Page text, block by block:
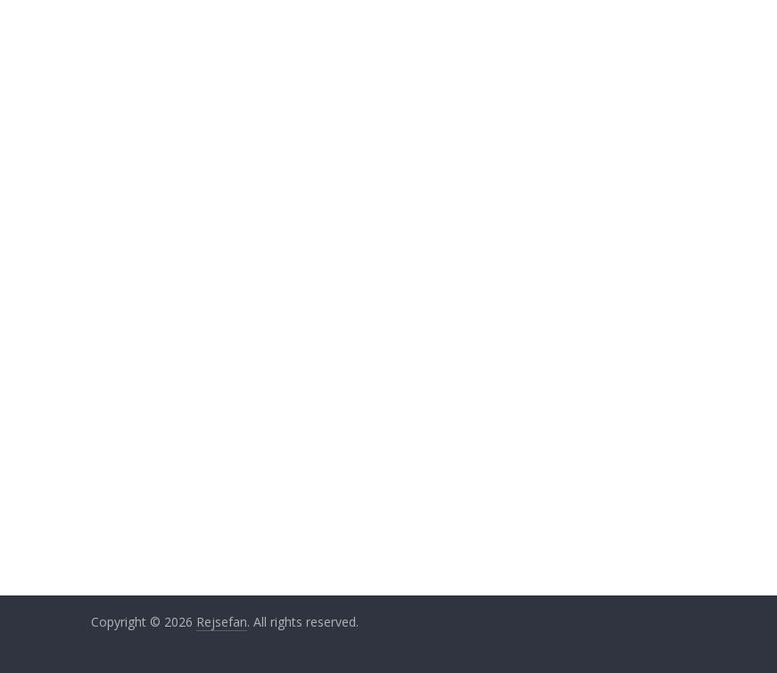
Copyright © 2026 Rejsefan. All rights reserved.